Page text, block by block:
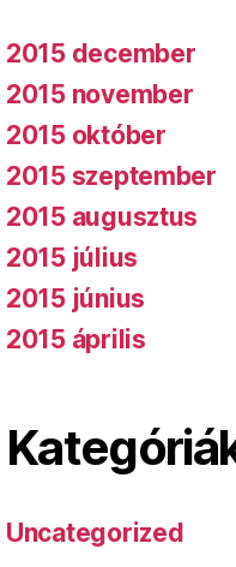
2015 december
2015 november
2015 október
2015 szeptember
2015 augusztus
2015 július
2015 június
2015 április
Uncategorized